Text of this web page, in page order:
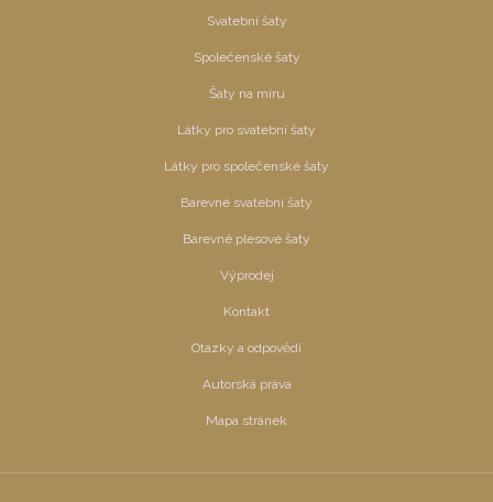
Svatební šaty
Společenské šaty
Šaty na míru
Látky pro svatební šaty
Látky pro společenské šaty
Barevné svatební šaty
Barevné plesové šaty
Výprodej
Kontakt
Otázky a odpovědi
Autorská práva
Mapa stránek